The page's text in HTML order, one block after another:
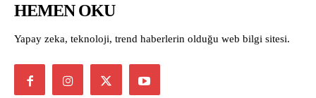
HEMEN OKU
Yapay zeka, teknoloji, trend haberlerin olduğu web bilgi sitesi.